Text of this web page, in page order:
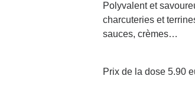
Polyvalent et
charcuteries et
sauces, crèmes…
Prix de la dose 5.90